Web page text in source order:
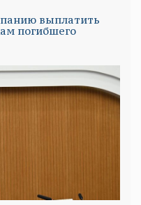
выплатить
погибшего